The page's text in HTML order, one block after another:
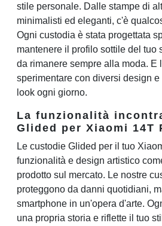
stile personale. Dalle stampe di
minimalisti ed eleganti, c'è
Ogni custodia è stata progettata
mantenere il profilo sottile del tuo
da rimanere sempre alla moda. E
sperimentare con diversi design
look ogni giorno.
La funzionalità
Glided per Xiaomi 14T
Le custodie Glided per il tuo
funzionalità e design artistico
prodotto sul mercato. Le nostre
proteggono da danni quotidiani,
smartphone in un'opera d'arte.
una propria storia e riflette il tuo